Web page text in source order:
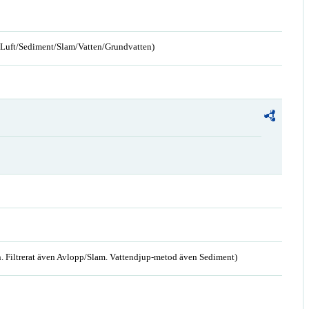
Sediment/Slam/Vatten/Grundvatten)
Filtrerat även Avlopp/Slam. Vattendjup-metod även Sediment)